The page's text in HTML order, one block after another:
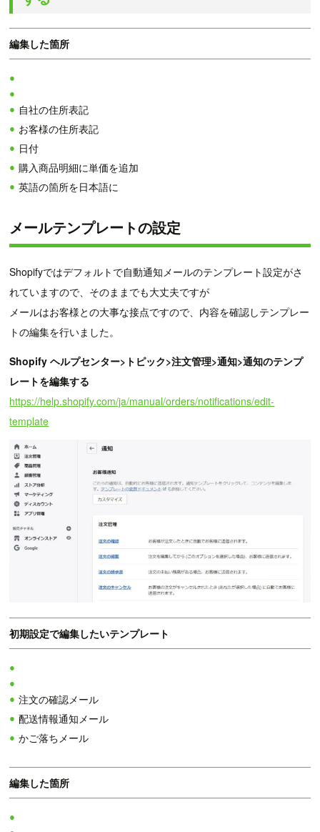
編集した箇所
自社の住所表記
お客様の住所表記
日付
購入商品明細に単価を追加
英語の箇所を日本語に
メールテンプレートの設定
Shopifyではデフォルトで自動通知メールのテンプレート設定がさ
れていますので、そのままでも大丈夫ですが
メールはお客様との大事な接点ですので、内容を確認しテンプレー
トの編集を行いました。
Shopify ヘルプセンター>トピック>注文管理>通知>通知のテンプ
レートを編集する
https://help.shopify.com/ja/manual/orders/notifications/edit-
template
初期設定で編集したいテンプレート
注文の確認メール
配送情報通知メール
かご落ちメール
編集した箇所